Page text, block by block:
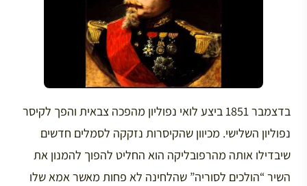
בדצמבר 1851 ביצע לואי נפוליון מהפכה צבאית והפך לקיסר
נפוליון השלישי. מכיוון שהקיסרות נזקקה לסמלים חדשים
שיבדילו אותה מהרפובליקה הוא החליט להפוך להמנון את
השיר “הולכים לסוריה” שהלחינה לא פחות מאשר אמא שלו